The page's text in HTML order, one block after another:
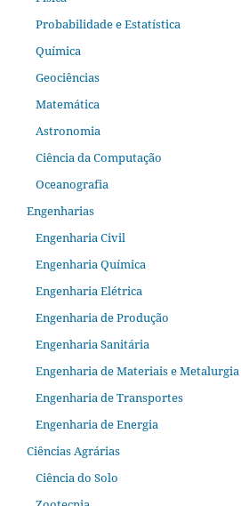
Probabilidade e Estatística
Química
Geociências
Matemática
Astronomia
Ciência da Computação
Oceanografia
Engenharias
Engenharia Civil
Engenharia Química
Engenharia Elétrica
Engenharia de Produção
Engenharia Sanitária
Engenharia de Materiais e Metalurgia
Engenharia de Transportes
Engenharia de Energia
Ciências Agrárias
Ciência do Solo